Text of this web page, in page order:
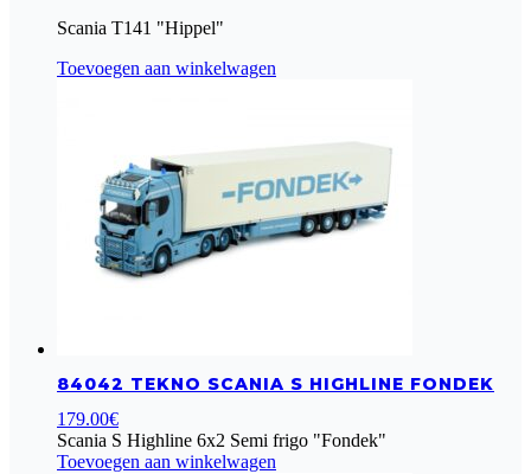
Scania T141 "Hippel"
Toevoegen aan winkelwagen
84042 TEKNO SCANIA S HIGHLINE FONDEK
179.00€
Scania S Highline 6x2 Semi frigo "Fondek"
Toevoegen aan winkelwagen